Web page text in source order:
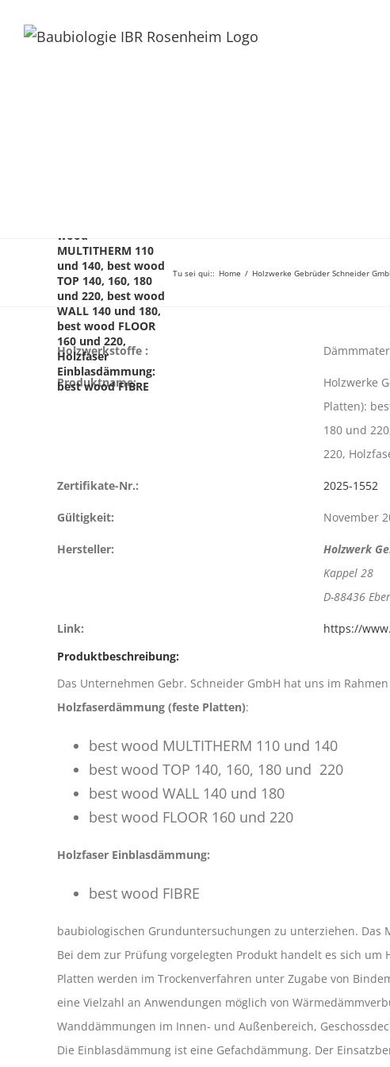
wood
MULTITHERM 110
und 140, best wood
TOP 140, 160, 180
und 220, best wood
WALL 140 und 180,
best wood FLOOR
160 und 220,
Holzfaser
Einblasdämmung:
best wood FIBRE
Tu sei qui:: Home / Holzwerke Gebrüder Schneider
Holzwerkstoffe :
Produktname:
Holzwerke
Platten):
180 und
220,
Zertifikate-Nr.: 2025-1552
Gültigkeit: November
Hersteller:
Holzwerk
Kappel 28
D-88436
Link:
https://
Produktbeschreibung:
Das Unternehmen Gebr. Schneider GmbH hat uns im
Holzfaserdämmung (feste Platten):
best wood MULTITHERM 110 und 140
best wood TOP 140, 160, 180 und 220
best wood WALL 140 und 180
best wood FLOOR 160 und 220
Holzfaser Einblasdämmung:
best wood FIBRE
baubiologischen Grunduntersuchungen zu unterziehen. Das
Bei dem zur Prüfung vorgelegten Produkt handelt es sich
Platten werden im Trockenverfahren unter Zugabe von
eine Vielzahl an Anwendungen möglich von
Wanddämmungen im Innen- und Außenbereich,
Die Einblasdämmung ist eine Gefachdämmung. Der